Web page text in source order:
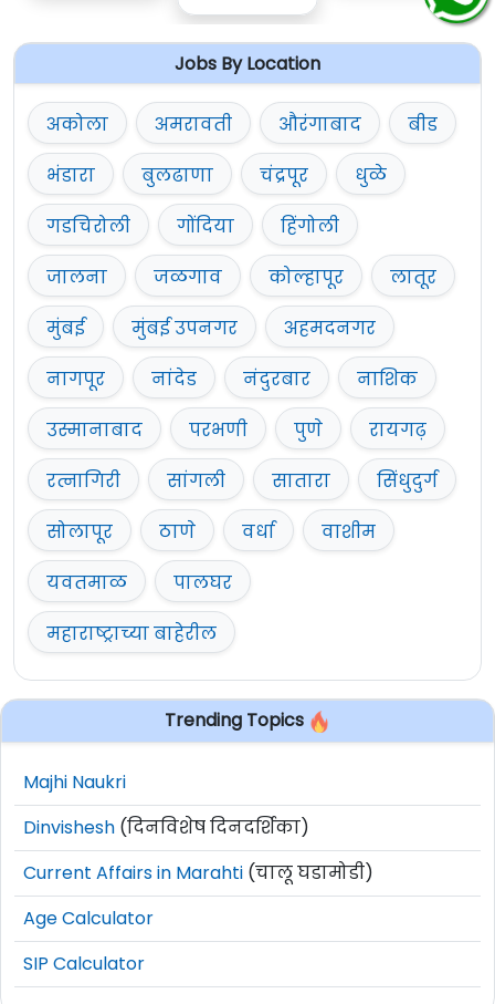
Jobs By Location
अकोला अमरावती औरंगाबाद
बीड
भंडारा
बुलढाणा चंद्रपूर
धुळे
गडचिरोली
गोंदिया
हिंगोली
जालना
जळगाव कोल्हापूर
लातूर
मुंबई
मुंबई उपनगर
अहमदनगर
नागपूर
नांदेड नंदुरबार
नाशिक
उस्मानाबाद
परभणी पुणे
रायगढ़
रत्नागिरी
सांगली सातारा
सिंधुदुर्ग
सोलापूर
ठाणे वर्धा
वाशीम
यवतमाळ
पालघर
महाराष्ट्राच्या बाहेरील
Trending Topics
Majhi Naukri
Dinvishesh (दिनविशेष दिनदर्शिका)
Current Affairs in Marahti (चालू घडामोडी)
Age Calculator
SIP Calculator